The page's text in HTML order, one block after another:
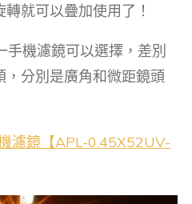
就可以疊加使用了！
機濾鏡可以選擇，差別
分別是廣角和微距鏡頭
濾鏡【APL-0.45X52UV-